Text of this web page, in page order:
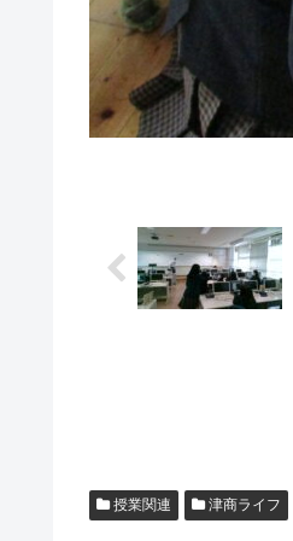
授業関連 津商ライフ